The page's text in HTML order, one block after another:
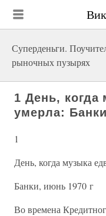
Суперденьги.
рыночных пузырях
1 День, когда
умерла:
1
День, когда музыка
Банки, июнь 1970 г
Во времена